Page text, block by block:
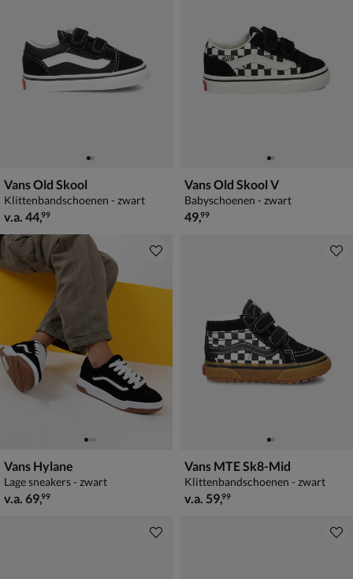
Vans Old Skool
Klittenbandschoenen - zwart
vanaf € 44,99
v.a. 44,99
Vans Old Skool V
Babyschoenen - zwart
€ 49,99
49,99
Vans Hylane
Lage sneakers - zwart
vanaf € 69,99
v.a. 69,99
Vans MTE Sk8-Mid
Klittenbandschoenen - zwart
vanaf € 59,99
v.a. 59,99